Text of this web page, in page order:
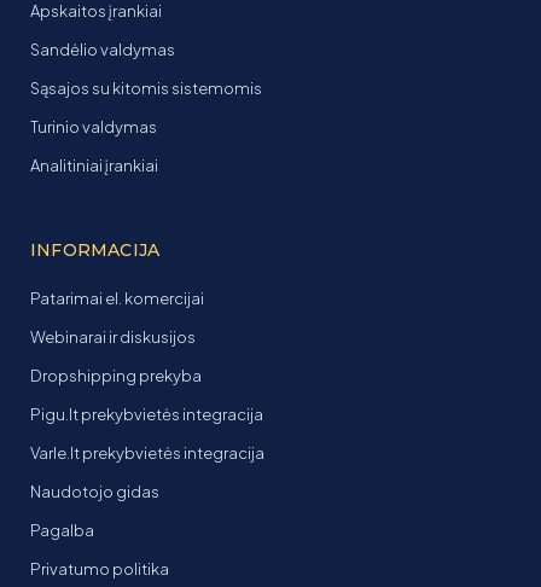
Apskaitos įrankiai
Sandėlio valdymas
Sąsajos su kitomis sistemomis
Turinio valdymas
Analitiniai įrankiai
INFORMACIJA
Patarimai el. komercijai
Webinarai ir diskusijos
Dropshipping prekyba
Pigu.lt prekybvietės integracija
Varle.lt prekybvietės integracija
Naudotojo gidas
Pagalba
Privatumo politika